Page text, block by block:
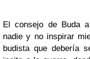
El consejo de Buda
nadie y no inspirar
budista que debería